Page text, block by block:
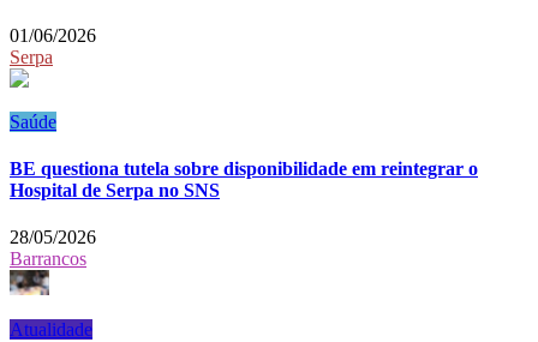
01/06/2026
Serpa
Saúde
BE questiona tutela sobre disponibilidade em reintegrar o
Hospital de Serpa no SNS
28/05/2026
Barrancos
Atualidade